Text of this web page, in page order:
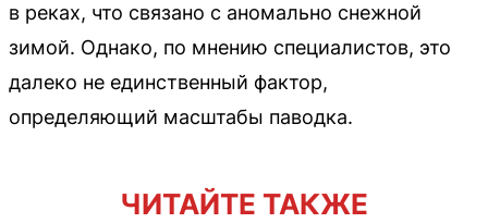
в реках, что связано с аномально снежной
зимой. Однако, по мнению специалистов, это
далеко не единственный фактор,
определяющий масштабы паводка.
ЧИТАЙТЕ ТАКЖЕ